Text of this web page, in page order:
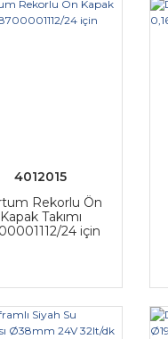
4012015
Rekorlu Ön
Kapak Takımı
24 için